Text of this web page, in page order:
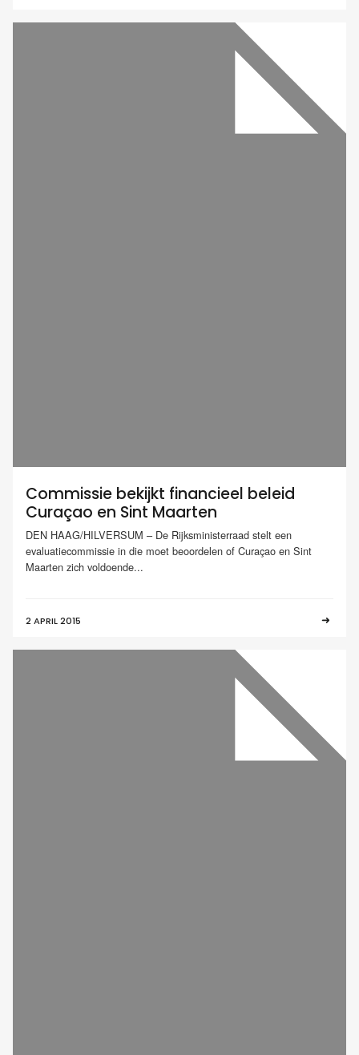
Commissie bekijkt financieel beleid
Curaçao en Sint Maarten
DEN HAAG/HILVERSUM – De Rijksministerraad stelt een
evaluatiecommissie in die moet beoordelen of Curaçao en Sint
Maarten zich voldoende...
2 APRIL 2015